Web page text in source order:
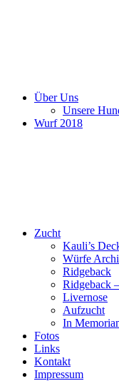
Über Uns
Unsere
Wurf 2018
Zucht
Kauli’s
Würfe
Ridgeback
Ridgeback
Livernose
Aufzucht
In
Fotos
Links
Kontakt
Impressum